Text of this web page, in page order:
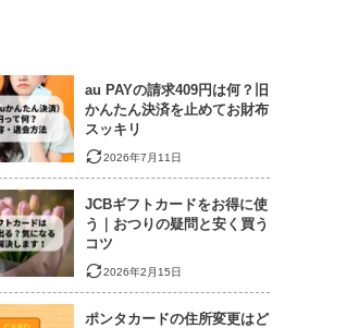
au PAYの請求409円は何？旧
かんたん決済を止めてお財布
スッキリ
2026年7月11日
JCBギフトカードをお得に使
う｜おつりの疑問と安く買う
コツ
2026年2月15日
ポンタカードの住所変更はど